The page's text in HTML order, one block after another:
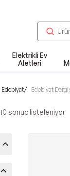
Elektrikli Ev
Aletleri
Edebiyat/ Edebiyat
10 sonuç listeleniyor